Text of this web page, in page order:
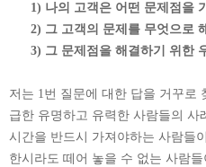
1) 나의 고객은 어떤 문제점을
2) 그 고객의 문제를 무엇으로
3) 그 문제점을 해결하기 위한
저는 1번 질문에 대한 답을 거꾸로
급한 유명하고 유력한 사람들의
시간을 반드시 가져야하는 사람들
한시라도 떼어 놓을 수 없는 사람